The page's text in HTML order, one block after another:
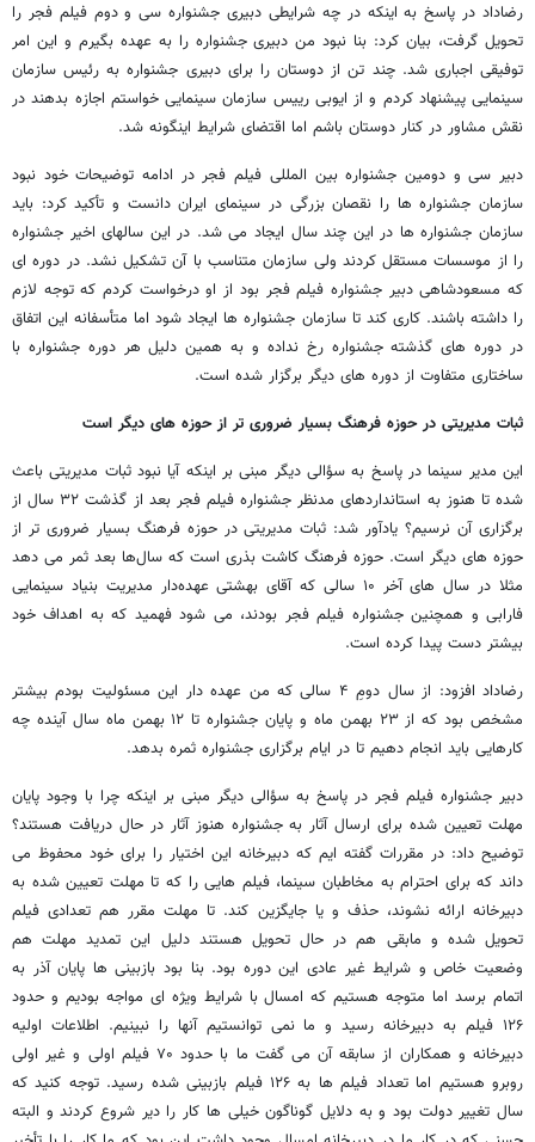
رضاداد در پاسخ به اینکه در چه شرایطی دبیری جشنواره سی و دوم فیلم فجر را
تحویل گرفت، بیان کرد: بنا نبود من دبیری جشنواره را به عهده بگیرم و این امر
توفیقی اجباری شد. چند تن از دوستان را برای دبیری جشنواره به رئیس سازمان
سینمایی پیشنهاد کردم و از ایوبی رییس سازمان سینمایی خواستم اجازه بدهند در
نقش مشاور در کنار دوستان باشم اما اقتضای شرایط اینگونه شد.
دبیر سی و دومین جشنواره بین المللی فیلم فجر در ادامه توضیحات خود نبود
سازمان جشنواره ها را نقصان بزرگی در سینمای ایران دانست و تأکید کرد: باید
سازمان جشنواره ها در این چند سال ایجاد می شد. در این سالهای اخیر جشنواره
را از موسسات مستقل کردند ولی سازمان متناسب با آن تشکیل نشد. در دوره ای
که مسعودشاهی دبیر جشنواره فیلم فجر بود از او درخواست کردم که توجه لازم
را داشته باشند. کاری کند تا سازمان جشنواره ها ایجاد شود اما متأسفانه این اتفاق
در دوره های گذشته جشنواره رخ نداده و به همین دلیل هر دوره جشنواره با
ساختاری متفاوت از دوره های دیگر برگزار شده است.
ثبات مدیریتی در حوزه فرهنگ بسیار ضروری تر از حوزه های دیگر است
این مدیر سینما در پاسخ به سؤالی دیگر مبنی بر اینکه آیا نبود ثبات مدیریتی باعث
شده تا هنوز به استانداردهای مدنظر جشنواره فیلم فجر بعد از گذشت ۳۲ سال از
برگزاری آن نرسیم؟ یادآور شد: ثبات مدیریتی در حوزه فرهنگ بسیار ضروری تر از
حوزه های دیگر است. حوزه فرهنگ کاشت بذری است که سال‌ها بعد ثمر می دهد
مثلا در سال های آخر ۱۰ سالی که آقای بهشتی عهده‌دار مدیریت بنیاد سینمایی
فارابی و همچنین جشنواره فیلم فجر بودند، می شود فهمید که به اهداف خود
بیشتر دست پیدا کرده است.
رضاداد افزود: از سال دومِ ۴ سالی که من عهده دار این مسئولیت بودم بیشتر
مشخص بود که از ۲۳ بهمن ماه و پایان جشنواره تا ۱۲ بهمن ماه سال آینده چه
کارهایی باید انجام دهیم تا در ایام برگزاری جشنواره ثمره بدهد.
دبیر جشنواره فیلم فجر در پاسخ به سؤالی دیگر مبنی بر اینکه چرا با وجود پایان
مهلت تعیین شده برای ارسال آثار به جشنواره هنوز آثار در حال دریافت هستند؟
توضیح داد: در مقررات گفته ایم که دبیرخانه این اختیار را برای خود محفوظ می
داند که برای احترام به مخاطبان سینما، فیلم هایی را که تا مهلت تعیین شده به
دبیرخانه ارائه نشوند، حذف و یا جایگزین کند. تا مهلت مقرر هم تعدادی فیلم
تحویل شده و مابقی هم در حال تحویل هستند دلیل این تمدید مهلت هم
وضعیت خاص و شرایط غیر عادی این دوره بود. بنا بود بازبینی ها پایان آذر به
اتمام برسد اما متوجه هستیم که امسال با شرایط ویژه ای مواجه بودیم و حدود
۱۲۶ فیلم به دبیرخانه رسید و ما نمی توانستیم آنها را نبینیم. اطلاعات اولیه
دبیرخانه و همکاران از سابقه آن می گفت ما با حدود ۷۰ فیلم اولی و غیر اولی
روبرو هستیم اما تعداد فیلم ها به ۱۲۶ فیلم بازبینی شده رسید. توجه کنید که
سال تغییر دولت بود و به دلایل گوناگون خیلی ها کار را دیر شروع کردند و البته